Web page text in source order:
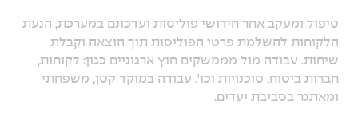
טיפול ומעקב אחר חידושי פוליסות ועדכונם במערכת, הנעת
הלקוחות להשלמת פרטי הפוליסות תוך הוצאה וקבלת
שיחות. עבודה מול מממשקים חוץ ארגוניים כגון: לקוחות,
חברות ביטוח, סוכנויות וכו'. עבודה במוקד קטן, משפחתי
ומאתגר בסביבת יעדים.